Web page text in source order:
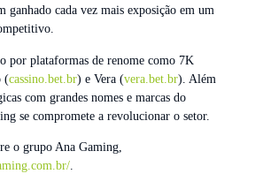
ganhado cada vez mais exposição em um
por plataformas de renome como 7K
(cassino.bet.br) e Vera (vera.bet.br). Além
com grandes nomes e marcas do
se compromete a revolucionar o setor.
o grupo Ana Gaming,
.